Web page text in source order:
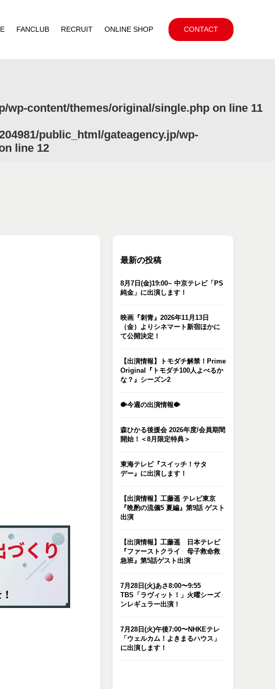
FANCLUB RECRUIT ONLINE SHOP CONTACT
wp-content/themes/original/single.phpon line 11
public_html/gateagency.jp/wp-
line 12
最新の投稿
8月7日(金)19:00~ 中京テレビ「PS
純金」に出演します！
映画『刺青』2026年11月13日
（金）よりシネマート新宿ほかに
て公開決定！
【出演情報】トモダチ解禁！Prime
Original『トモダチ100人よべるか
な？』シーズン2
🐡今週の出演情報🐡
森ひかる後援会 2026年度/会員期間
開始！＜8月限定特典＞
東海テレビ『スイッチ！サタ
デー』に出演します！
【出演情報】工藤遥 テレビ東京
『晩酌の流儀5 夏編』第9話 ゲスト
出演
【出演情報】工藤遥 日本テレビ
『ファーストクライ 母子救命救
急班』第5話ゲスト出演
7月28日(火)あさ8:00〜9:55
TBS「ラヴィット！」火曜シーズ
ンレギュラー出演！
7月28日(火)午後7:00〜NHKEテレ
「ウェルカム！よきまるハウス」
に出演します！